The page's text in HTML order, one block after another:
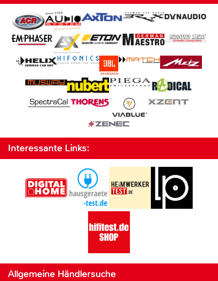
Interessante Links:
Allgemeine Händlersuche